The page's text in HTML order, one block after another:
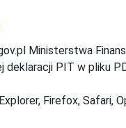
Ministerstwa
PIT w pliku
Firefox, Safari,